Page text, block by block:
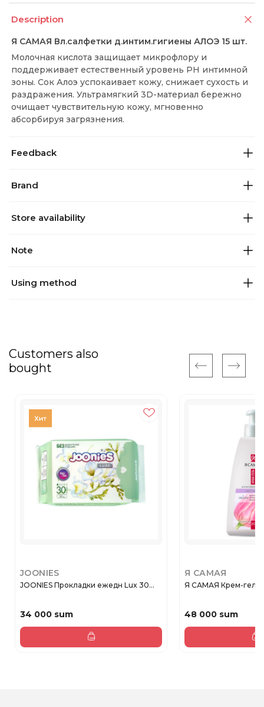
Description
Я САМАЯ Вл.салфетки д.интим.гигиены АЛОЭ 15 шт.
Молочная кислота защищает микрофлору и
поддерживает естественный уровень PH интимной
зоны. Сок Алоэ успокаивает кожу, снижает сухость и
раздражения. Ультрамягкий 3D-материал бережно
очищает чувствительную кожу, мгновенно
абсорбируя загрязнения.
Feedback
Brand
Store availability
Note
Using method
Customers also
bought
JOONIES
JOONIES Прокладки ежедн Lux 30...
34 000 sum
Я САМАЯ
Я САМАЯ Крем-гель
48 000 sum